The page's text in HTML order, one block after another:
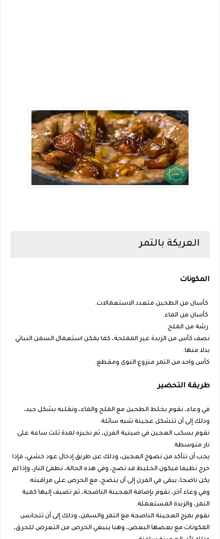
العريكة بالتمر
المكونات
كأسان من الطحين متعدد الاستعمالات.
كأسان من الماء.
رشة من الملح.
نصف كأس من الزبدة غير المملحة، كما يمكن استعمال السمن النباتي
بدلا منها.
كأس واحد من التمر منزوع النوى ومقطع.
طريقة التحضير
في وعاء، نقوم بخلط الطحين مع الملح والماء، ونقلبه بشكل جيد،
وذلك إلى أن تتشكل عجينة شبه سائلة.
نقوم بسكب العجين في صينية الفرن، ثم نخبزه لمدة ثلث ساعة على
نار متوسطة.
يجب أن نتأكد من نضوج العجين، وذلك عن طريق إدخال عود خشبي، فإذا
خرج نظيفا فيكون الخليط قد نضج، وفي هذه الحالة، نطفئ النار، وإذا لم
يكن ناضجا، يبقى في الفرن إلى أن ينضج، مع الحرص على مراقبته.
وفي وعاء آخر، نقوم بإضافة العجينة الناضجة، ثم نضيف إليها كمية
التمر، والزبدة المستعملة.
نقوم بمزج العجينة الناضجة مع التمر والسمن، وذلك إلى أن تتجانس
المكونات مع بعضها البعض، وهنا ينبغي الحرص من التعرض للحرق،